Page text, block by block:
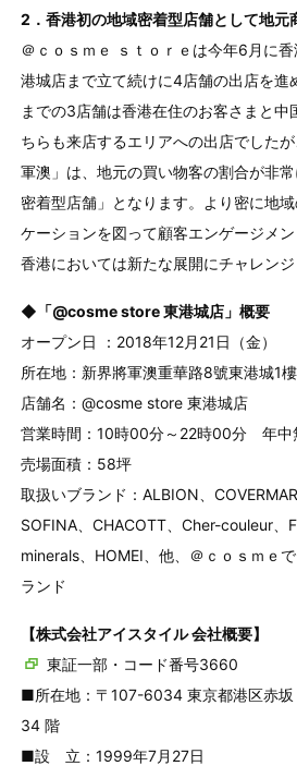
2．香港初の地域密着型店舗として地元
＠ｃｏｓｍｅ ｓｔｏｒｅは今年6月に
港城店まで立て続けに4店舗の出店を進
までの3店舗は香港在住のお客さまと中
ちらも来店するエリアへの出店でした
軍澳」は、地元の買い物客の割合が非
密着型店舗」となります。より密に地
ケーションを図って顧客エンゲージメン
香港においては新たな展開にチャレンジ
◆「@cosme store 東港城店」概要
オープン日 ：2018年12月21日（金）
所在地：新界將軍澳重華路8號東港城1
店舗名：@cosme store 東港城店
営業時間：10時00分～22時00分 年中
売場面積：58坪
取扱いブランド：ALBION、
SOFINA、CHACOTT、Cher-couleur、
minerals、HOMEI、他、＠ｃｏｓｍｅ
ランド
【株式会社アイスタイル 会社概要】
東証一部・コード番号3660
■所在地：〒107-6034 東京都港区赤
34 階
■設 立：1999年7月27日